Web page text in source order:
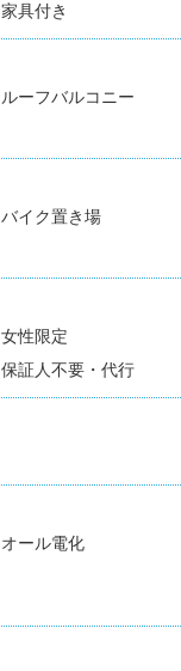
家具付き
ルーフバルコニー
バイク置き場
女性限定
保証人不要・代行
オール電化